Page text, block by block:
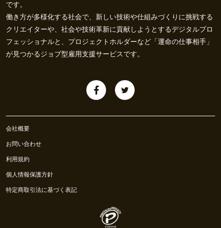
です。
働き方が多様化する社会で、新しい技術や仕組みづくりに挑戦する
クリエイターや、社会や技術革新に貢献しようとするデジタルプロ
フェッショナルと、プロジェクトホルダーなど「運命の仕事相手」
が見つかるジョブ型雇用支援サービスです。
会社概要
お問い合わせ
利用規約
個人情報保護方針
特定商取引法に基づく表記